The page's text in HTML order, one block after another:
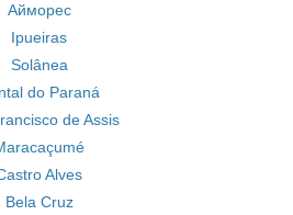
Айморес
Ipueiras
Solânea
do Paraná
de Assis
Alves
Bela Cruz